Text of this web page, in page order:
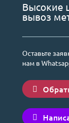
Высокие
вывоз
Оставьте
нам в